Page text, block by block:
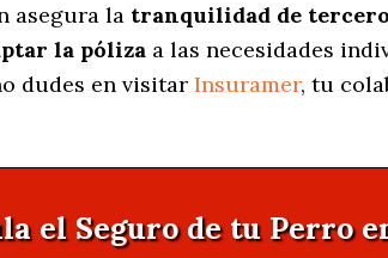
asegura la tranquilidad de
la póliza a las necesidades
dudes en visitar Insuramer, tu
el Seguro de tu Perro